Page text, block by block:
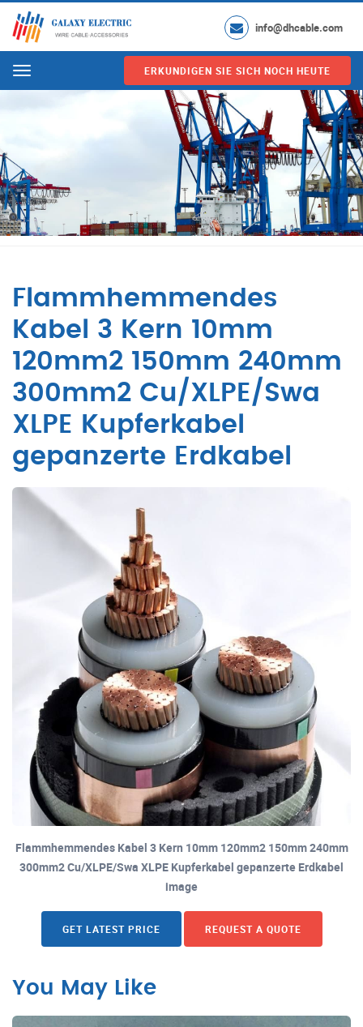
info@dhcable.com
Menu ERKUNDIGEN SIE SICH NOCH HEUTE
Flammhemmendes
Kabel 3 Kern 10mm
120mm2 150mm 240mm
300mm2 Cu/XLPE/Swa
XLPE Kupferkabel
gepanzerte Erdkabel
Flammhemmendes Kabel 3 Kern 10mm 120mm2 150mm 240mm
300mm2 Cu/XLPE/Swa XLPE Kupferkabel gepanzerte Erdkabel
image
GET LATEST PRICE REQUEST A QUOTE
You May Like